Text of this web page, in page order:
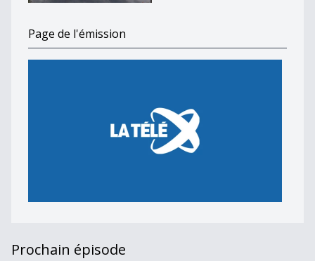
Page de l'émission
Prochain épisode